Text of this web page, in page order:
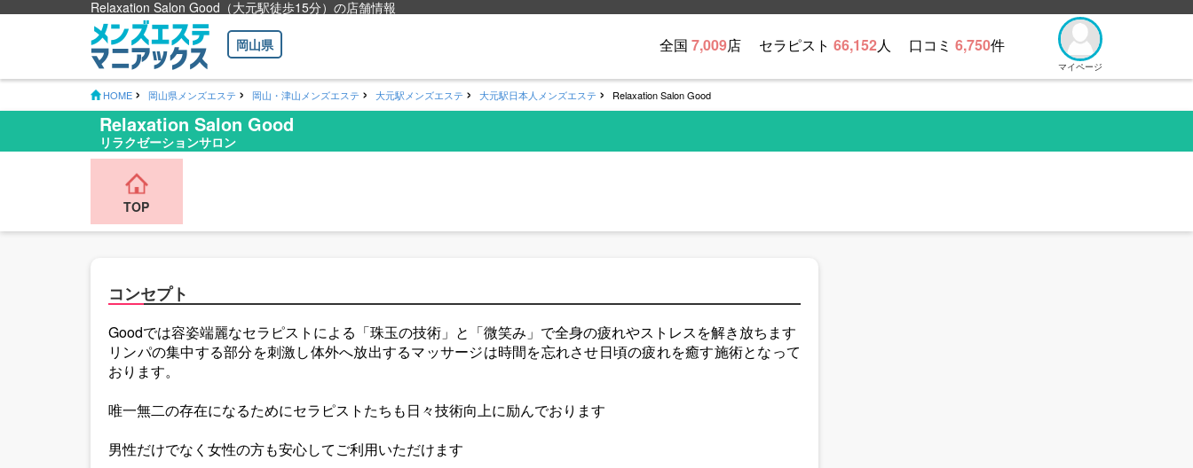
Relaxation Salon Good（大元駅徒歩15分）の店舗情報
岡山県 全国 7,009店 セラピスト 66,152人 口コミ 6,750件
マイページ
HOME 岡山県メンズエステ 岡山・津山メンズエステ 大元駅メンズエステ 大元駅日本人メンズエステ Relaxation Salon Good
Relaxation Salon Good
リラクゼーションサロン
TOP
コンセプト
Goodでは容姿端麗なセラピストによる「珠玉の技術」と「微笑み」で全身の疲れやストレスを解き放ちます
リンパの集中する部分を刺激し体外へ放出するマッサージは時間を忘れさせ日頃の疲れを癒す施術となって
おります。
唯一無二の存在になるためにセラピストたちも日々技術向上に励んでおります
男性だけでなく女性の方も安心してご利用いただけます